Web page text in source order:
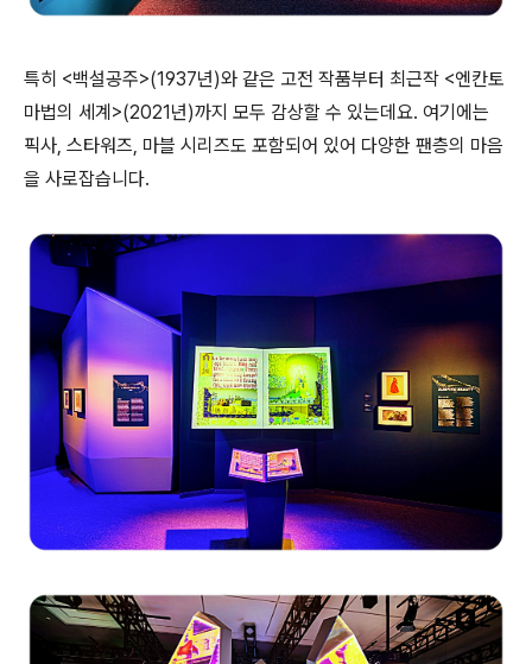
특히 <백설공주>(1937년)와 같은 고전 작품부터 최근작 <엔칸토
마법의 세계>(2021년)까지 모두 감상할 수 있는데요. 여기에는
픽사, 스타워즈, 마블 시리즈도 포함되어 있어 다양한 팬층의 마음
을 사로잡습니다.